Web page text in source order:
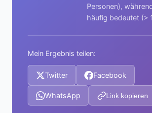
Personen),
häufig bedeutet (>
Mein Ergebnis teilen:
Twitter Facebook
WhatsApp Link kopieren